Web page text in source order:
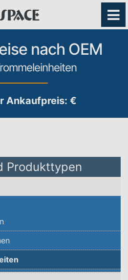
nach OEM
Ankaufpreis: €
Produkttypen